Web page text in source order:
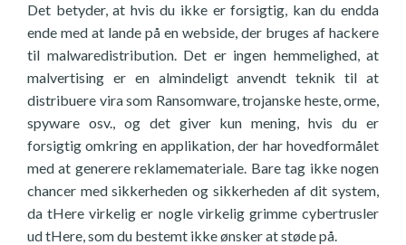
Det betyder, at hvis du ikke er forsigtig, kan du endda
ende med at lande på en webside, der bruges af hackere
til malwaredistribution. Det er ingen hemmelighed, at
malvertising er en almindeligt anvendt teknik til at
distribuere vira som Ransomware, trojanske heste, orme,
spyware osv., og det giver kun mening, hvis du er
forsigtig omkring en applikation, der har hovedformålet
med at generere reklamemateriale. Bare tag ikke nogen
chancer med sikkerheden og sikkerheden af dit system,
da tHere virkelig er nogle virkelig grimme cybertrusler
ud tHere, som du bestemt ikke ønsker at støde på.